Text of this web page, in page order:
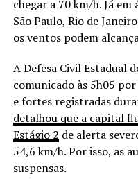
chegar a 70 km/h. Já em
São Paulo, Rio de
os ventos podem
A Defesa Civil Estadual
comunicado às 5h05
e fortes registradas
detalhou que a capital
Estágio 2 de alerta
54,6 km/h. Por isso, as
suspensas.